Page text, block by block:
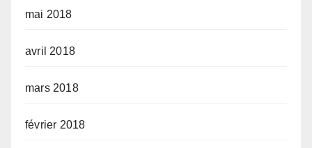
mai 2018
avril 2018
mars 2018
février 2018